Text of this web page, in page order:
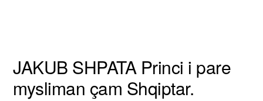
JAKUB SHPATA Princi i pare
mysliman çam Shqiptar.